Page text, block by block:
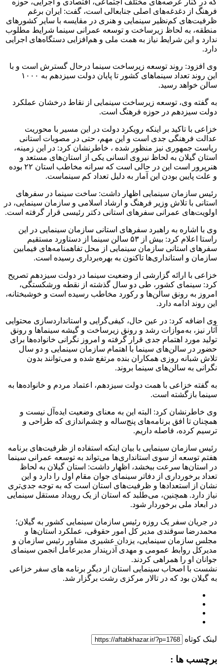
که در کنار عرصه‌های مختلف اجتماعی، اقتصادی و اجرایی، حوزه
فرهنگ از دغدغه‌های اصلی جنابعالی است، گفت: ایران برغم
ظرفیت‌های کم‌نظیر سینمایی و هنری در مقایسه با سایر کشورهای
منطقه، به لحاظ زیرساخت و توسعه عمرانی سینما شرایط مطلوب
ندارد و این شرایط نیاز به همت ملی و هم‌افزایی دستگاه‌های اجرایی
دارد.
وی افزود: روند توسعه زیرساخت سینما درحال گسترش است و با
این روند تعداد سینماهای کشور تا پایان دولت سیزدهم به ۱۰۰۰
سالن خواهد رسید.
به گفته وی، توسعه زیرساخت سینمایی از نقاط درخشان عملکرد
دولت سیزدهم در حوزه فرهنگ است.
خزاعی با تاکید بر اینکه رویکرد دولت در این‌ مسیر با محوریت
عدالت فرهنگی جدی است و این‌ مهم، حتی در مصوبات استانی
ریاست جمهوری نیز منظور شده ، خاطرنشان کرد: در این زمینه،‌
استان گیلان به لحاظ نیروی انسانی یکی از استان‌های مستعد و
هنرپرور است این در حالی است که سرانه مخاطب استان ۲۲ بوده
و علت پایین بودن این آمار به دلیل تعداد کم سینماست.
رئیس سازمان سینمایی اظهار داشت: ساخت سینما در سفرهای
استانی با تلاش وزیر فرهنگ‌ و ارشاد اسلامی و سازمان سینمایی، در
اولویت‌های عمرانی سفرهای استانی دکتر رئیسی قرار گرفته است.
وی با اشاره به راهبرد سفرهای استانی سازمان سینمایی در این
راستا اعلام کرد: بیش از ۵۳ سالن سینما از دستاورد مستقیم
سفرهای استانی سازمان سینمایی از محل تفاهمنامه‌های فیمابین
سازمان و استانداری‌ها تاکنون به بهره‌برداری رسیده است.
خزاعی با ارائه گزارشی از وضعیت سینما در دولت سیزدهم تصریح
کرد: سینمای کشور، طی دو سال گذشته از نقطه ورشکستگی،
امروز به رونق سالن‌ها و رکورد مخاطب رسیده است و خوشبختانه،
این روند ادامه دارد.
وی اضافه کرد: در عین حال، کیفی‌گرایی و استانداردسازی محتوایی
آثار نیز، به‌موازات رشد و رونق زیرساخت و گیشه سینماها و رونق
تولید مورد اهتمام جدی قرار گرفته و امروز نگرانی خانواده‌ها برای
حضور در سالن‌های سینما با اهتمام سازمان سینمایی و دو سال
تلاش شبانه روزی همکاران بنده مرتفع شده و می‌توانند بدون
نگرانی به سالن‌های سینما ‌بروند.
به گفته خزاعی با همت دولت سیزدهم، اعتماد مردم و خانواده‌ها به
سینما بازگشته است.
وی خاطرنشان کرد: البته این به معنای وضعیت ایده‌آل نیست و
همچنان تا افق برنامه‌های پنج‌ساله و چشم‌اندازی که طراحی و
ترسیم کرده، فاصله داریم.
رئیس سازمان سینمایی با بیان اینکه استفاده از ظرفیت‌های برنامه
هفتم توسعه از سوی استانداری‌ها می‌تواند به توسعه عمرانی سینما
در استان‌ها سرعت ببخشد، اظهار داشت: استان گیلان به لحاظ
تعداد برخورداری از دفاتر سینمای جوان مقام اول را دارد و این
نشان از استعدادها و ظرفیت‌های استان است که به توجه جدی‌تری
نیاز دارد. همچنین، می‌طلبد که استان از یک رویداد مستقل سینمایی
در ابعاد ملی برخوردار شود.
در جریان سفر یک روزه رئیس سازمان سینمایی کشور به گیلان؛
محمدرضا سوقندی مدیر کل امور حقوقی، عملکرد استان‌ها و
مجلس سازمان سینمایی، یزدان عشیری مشاور رئیس سازمان و
مدیرکل روابط عمومی و مهدی آذرپندار مدیرعامل انجمن سینمای
جوانان او را همراهی کردند.
نشست با اصحاب سینمایی استان از دیگر برنامه های سفر خزاعی
به گیلان بود که در تالار مرکزی رشت برگزار شد.
لینک کوتاه
برچسب ها :